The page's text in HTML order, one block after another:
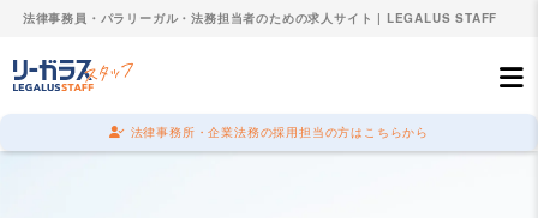
法律事務員・パラリーガル・法務担当者のための求人サイト | LEGALUS STAFF
法律事務所・企業法務の採用担当の方はこちらから